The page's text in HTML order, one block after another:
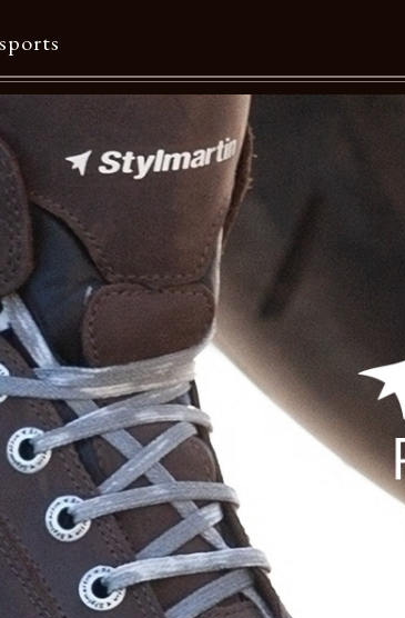
Contents
特集一覧
カタログダウンロード
リクルート